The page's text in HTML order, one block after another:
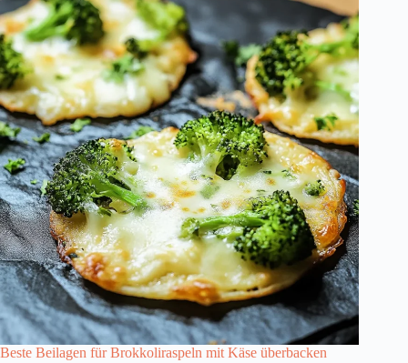
Beste Beilagen für Brokkoliraspeln mit Käse überbacken